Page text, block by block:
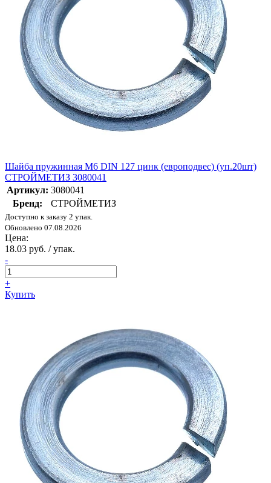
Шайба пружинная М6 DIN 127 цинк (европодвес) (уп.20шт)
СТРОЙМЕТИЗ 3080041
Артикул: 3080041
Бренд:
СТРОЙМЕТИЗ
Доступно к заказу 2 упак.
Обновлено 07.08.2026
Цена:
18.03 руб. / упак.
-
+
Купить